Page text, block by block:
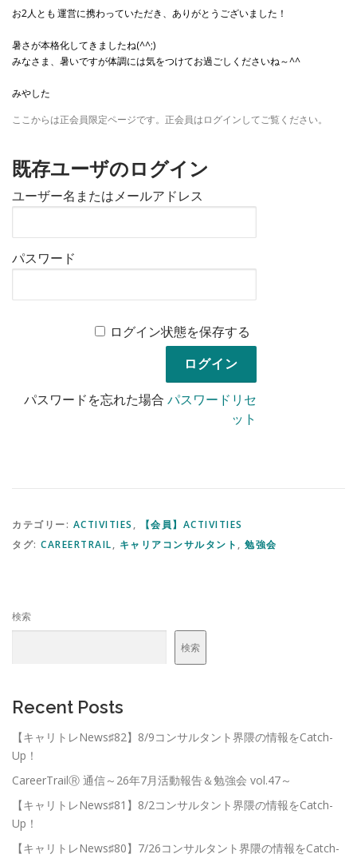
お2人とも 運営に携わっていただき、ありがとうございました！
暑さが本格化してきましたね(^^;)
みなさま、暑いですが体調には気をつけてお過ごしくださいね～^^
みやした
ここからは正会員限定ページです。正会員はログインしてご覧ください。
既存ユーザのログイン
ユーザー名またはメールアドレス
パスワード
ログイン状態を保存する
パスワードを忘れた場合パスワードリセ
ット
カテゴリー: ACTIVITIES ,
【会員】ACTIVITIES
タグ: CAREERTRAIL, キャリアコンサルタント , 勉強会
検索
検索
Recent Posts
【キャリトレNews♯82】8/9コンサルタント界隈の情報をCatch-
Up！
CareerTrailⓇ 通信～26年7月活動報告＆勉強会 vol.47～
【キャリトレNews♯81】8/2コンサルタント界隈の情報をCatch-
Up！
【キャリトレNews♯80】7/26コンサルタント界隈の情報をCatch-